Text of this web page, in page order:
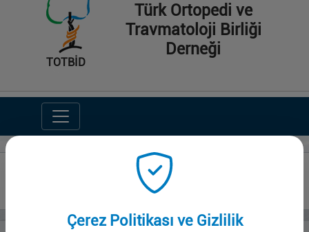
TOTBİD
Türk Ortopedi ve
Travmatoloji Birliği
Derneği
17. TUSYAD Kongresi 2025
Çerez Politikası ve Gizlilik